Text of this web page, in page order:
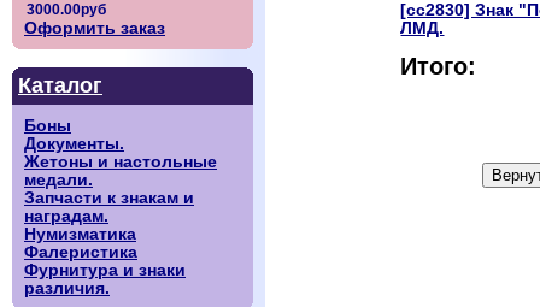
Оформить заказ
Каталог
Боны
Документы.
Жетоны и настольные
медали.
Запчасти к знакам и
наградам.
Нумизматика
Фалеристика
Фурнитура и знаки
различия.
[сс2830] Знак
ЛМД.
Итого: